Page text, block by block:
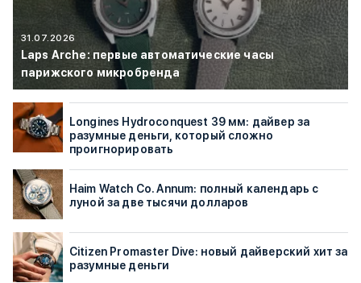
31.07.2026
Laps Arche: первые автоматические часы
парижского микробренда
Longines Hydroconquest 39 мм: дайвер за
разумные деньги, который сложно
проигнорировать
Haim Watch Co. Annum: полный календарь с
луной за две тысячи долларов
Citizen Promaster Dive: новый дайверский хит за
разумные деньги